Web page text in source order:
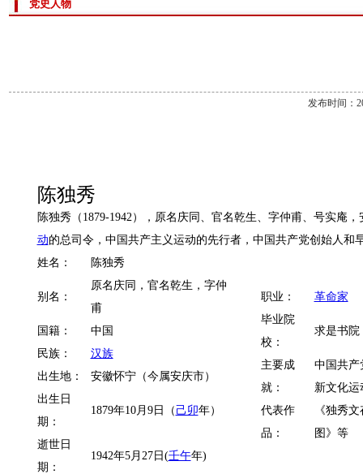
党史人物
发布时间：
陈独秀
陈独秀（1879-1942），原名庆同、官名乾生、字仲甫、号实庵
动的总司令，中国共产主义运动的先行者，中国共产党创始人和
姓名：
陈独秀
别名：
原名庆同，官名乾生，字仲
甫
国籍：
中国
民族：
汉族
出生地：
安徽怀宁（今属安庆市）
出生日
期：
1879年10月9日（ 己卯年）
逝世日
期：
1942年5月27日(壬午年)
职业：
革命家
毕业院
校：
求是书院
主要成
就：
中国共产
新文化运
代表作
品：
《独秀
图》等